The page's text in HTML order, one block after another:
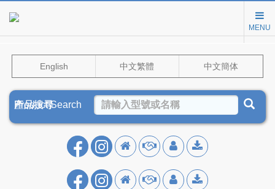
MENU
English 中文繁體 中文簡体
Product Search
產品搜尋
产品搜寻